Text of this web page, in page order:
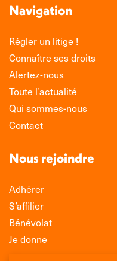
Navigation
Régler un litige !
Connaître ses droits
Alertez-nous
Toute l’actualité
Qui sommes-nous
Contact
Nous rejoindre
Adhérer
S’affilier
Bénévolat
Je donne